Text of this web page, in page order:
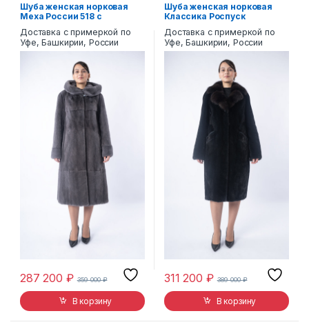
Шуба женская норковая
Меха России 518 с
Доставка с примеркой по
Уфе, Башкирии, России
287 200 ₽ 359 000₽
В корзину
Шуба женская норковая
Классика Роспуск
Доставка с примеркой по
Уфе, Башкирии, России
311 200 ₽ 389 000₽
В корзину